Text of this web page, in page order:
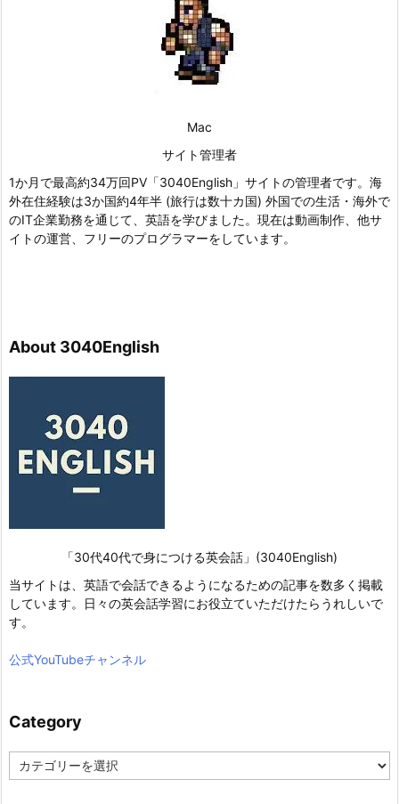
Mac
サイト管理者
1か月で最高約34万回PV「3040English」サイトの管理者です。海
外在住経験は3か国約4年半 (旅行は数十カ国) 外国での生活・海外で
のIT企業勤務を通じて、英語を学びました。現在は動画制作、他サ
イトの運営、フリーのプログラマーをしています。
About 3040English
「30代40代で身につける英会話」(3040English)
当サイトは、英語で会話できるようになるための記事を数多く掲載
しています。日々の英会話学習にお役立ていただけたらうれしいで
す。
公式YouTubeチャンネル
Category
a